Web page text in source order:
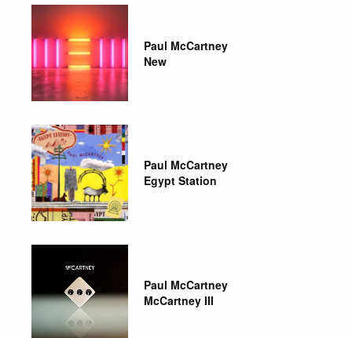
Paul McCartney
New
Paul McCartney
Egypt Station
Paul McCartney
McCartney III